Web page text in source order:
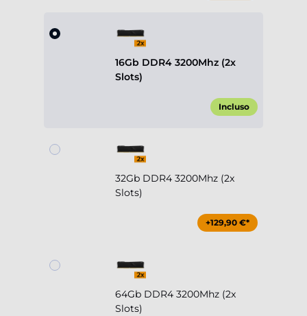
16Gb DDR4 3200Mhz (2x
Slots)
Incluso
32Gb DDR4 3200Mhz (2x
Slots)
+129,90 €*
64Gb DDR4 3200Mhz (2x
Slots)